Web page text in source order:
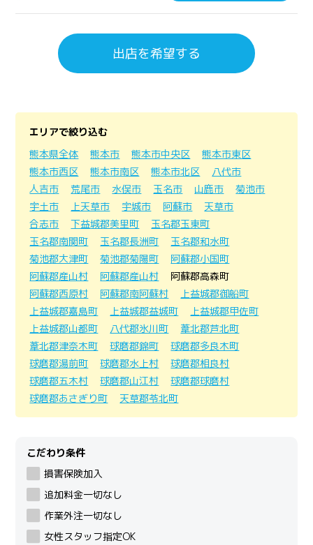
出店を希望する
エリアで絞り込む
熊本県全体
熊本市 熊本市中央区
熊本市東区
熊本市西区
熊本市南区 熊本市北区
八代市
人吉市
荒尾市 水俣市 玉名市 山鹿市
菊池市
宇土市
上天草市 宇城市 阿蘇市
天草市
合志市
下益城郡美里町
玉名郡玉東町
玉名郡南関町
玉名郡長洲町
玉名郡和水町
菊池郡大津町
菊池郡菊陽町
阿蘇郡小国町
阿蘇郡産山村
阿蘇郡産山村
阿蘇郡高森町
阿蘇郡西原村
阿蘇郡南阿蘇村
上益城郡御船町
上益城郡嘉島町
上益城郡益城町
上益城郡甲佐町
上益城郡山都町
八代郡氷川町
葦北郡芦北町
葦北郡津奈木町
球磨郡錦町
球磨郡多良木町
球磨郡湯前町
球磨郡水上村
球磨郡相良村
球磨郡五木村
球磨郡山江村
球磨郡球磨村
球磨郡あさぎり町
天草郡苓北町
こだわり条件
損害保険加入
追加料金一切なし
作業外注一切なし
女性スタッフ指定OK